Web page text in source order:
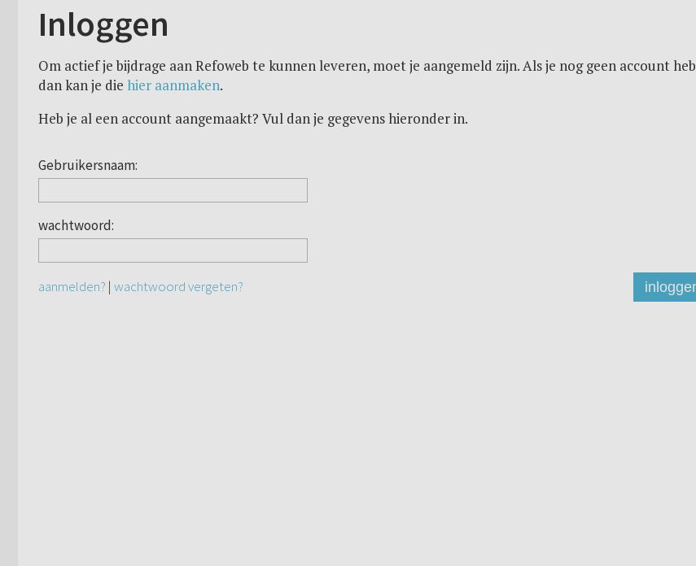
Inloggen
Om actief je bijdrage aan Refoweb te kunnen leveren, moet je aangemeld zijn. Als je nog geen account
dan kan je die hier aanmaken.
Heb je al een account aangemaakt? Vul dan je gegevens hieronder in.
Gebruikersnaam:
wachtwoord:
aanmelden? | wachtwoord vergeten?